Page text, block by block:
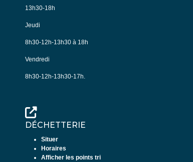
13h30-18h
Jeudi
8h30-12h-13h30 à 18h
Vendredi
8h30-12h-13h30-17h.
DÉCHETTERIE
Situer
Horaires
Afficher les points tri